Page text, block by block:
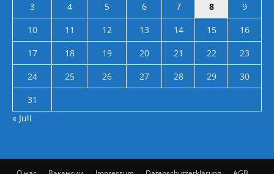
3
4 5 6 7 8
9
10
11 12 13 14 15
16
17
18 19 20 21 22
23
24
25 26 27 28 29
30
31
« Juli